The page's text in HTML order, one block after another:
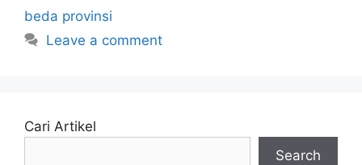
beda provinsi
Leave a comment
Cari Artikel
Search